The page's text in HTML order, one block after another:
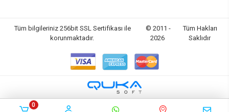
Tüm bilgileriniz 256bit SSL Sertifikası ile
korunmaktadır.
© 2011 -
2026
Tüm Hakları
Saklıdır
0